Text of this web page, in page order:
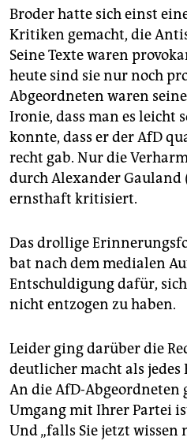
Broder hatte sich einst
Kritiken gemacht, die
Seine Texte waren
heute sind sie nur noch
Abgeordneten waren
Ironie, dass man es leicht
konnte, dass er der AfD
recht gab. Nur die
durch Alexander Gauland
ernsthaft kritisiert.
Das drollige
bat nach dem medialen
Entschuldigung dafür,
nicht entzogen zu haben.
Leider ging darüber die
deutlicher macht als jedes
An die AfD-Abgeordneten
Umgang mit Ihrer Partei
Und „falls Sie jetzt wissen